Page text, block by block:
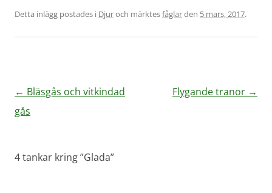
Detta inlägg postades i Djuroch märktesfåglarden 5 mars, 2017.
Inläggsnavigering
← Bläsgås och vitkindad
gås
Flygande tranor →
4 tankar kring ”Glada”